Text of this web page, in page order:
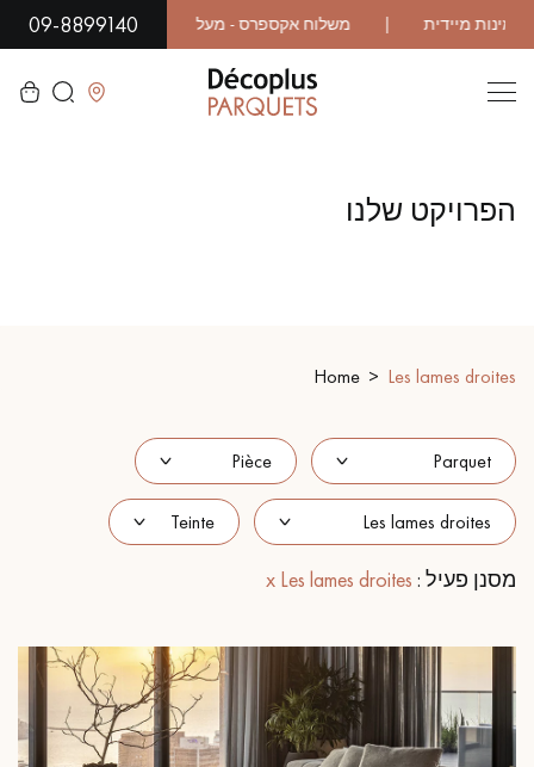
09-8899140
לסגור
LES RECHERCHES LES PLUS COURANTES
פרקט גימור שמן פרקט גולמי
פרקט מיושן פרקט עץ אלון מעושן
פרקט לוחות רחבים
אביזרי לפרקט
Our advisors are available at
הפרויקט שלנו
Home Les lames droites
מסנן פעיל : x Les lames droites